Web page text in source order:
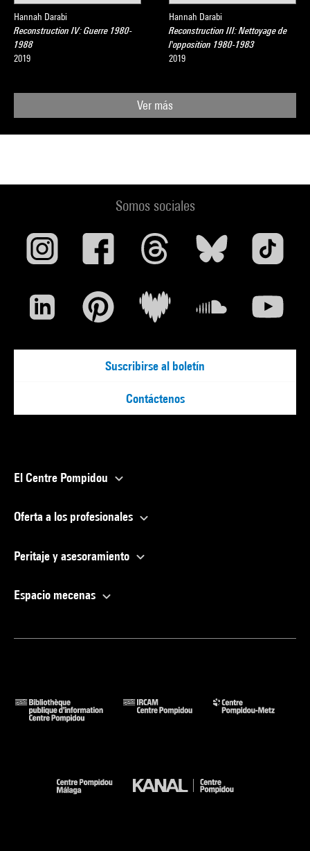
Hannah Darabi
Reconstruction IV: Guerre 1980-
1988
2019
Hannah Darabi
Reconstruction III: Nettoyage de
l'opposition 1980-1983
2019
Ver más
Somos sociales
Suscribirse al boletín
Contáctenos
El Centre Pompidou
Oferta a los profesionales
Peritaje y asesoramiento
Espacio mecenas